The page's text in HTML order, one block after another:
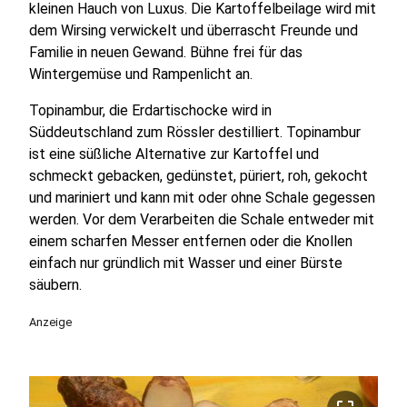
kleinen Hauch von Luxus. Die Kartoffelbeilage wird mit
dem Wirsing verwickelt und überrascht Freunde und
Familie in neuen Gewand. Bühne frei für das
Wintergemüse und Rampenlicht an.
Topinambur, die Erdartischocke wird in
Süddeutschland zum Rössler destilliert. Topinambur
ist eine süßliche Alternative zur Kartoffel und
schmeckt gebacken, gedünstet, püriert, roh, gekocht
und mariniert und kann mit oder ohne Schale gegessen
werden. Vor dem Verarbeiten die Schale entweder mit
einem scharfen Messer entfernen oder die Knollen
einfach nur gründlich mit Wasser und einer Bürste
säubern.
Anzeige